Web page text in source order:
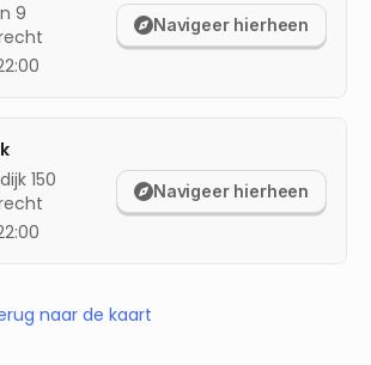
9
Navigeer hierheen
150
Navigeer hierheen
naar de kaart